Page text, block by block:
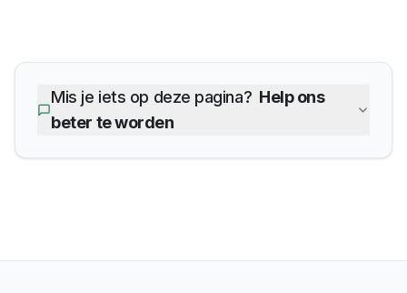
Mis je iets op deze pagina? Help ons
beter te worden